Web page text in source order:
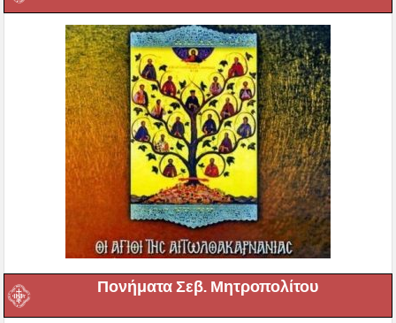
Πονήματα Σεβ. Μητροπολίτου